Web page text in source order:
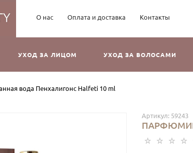
О нас Оплата и доставка Контакты
УХОД ЗА ЛИЦОМ УХОД ЗА ВОЛОСАМИ
вода Пенхалигонс Halfeti 10 ml
Артикул: 59243